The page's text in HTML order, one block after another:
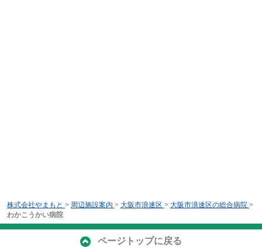
株式会社やまもと > 周辺施設案内 > 大阪市浪速区 > 大阪市浪速区の総合病院 >
わかこうかい病院
ページトップに戻る